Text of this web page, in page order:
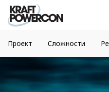
Проект Сложности